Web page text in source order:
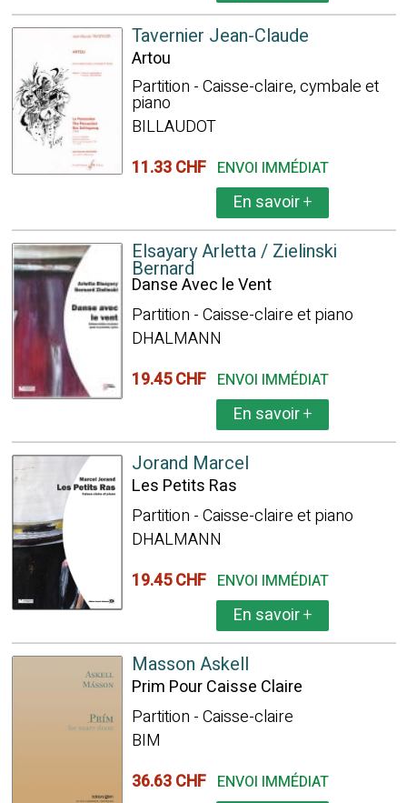
Tavernier Jean-Claude
Artou
Partition - Caisse-claire, cymbale et
piano
BILLAUDOT
11.33 CHF ENVOI IMMÉDIAT
En savoir+
Elsayary Arletta / Zielinski
Bernard
Danse Avec le Vent
Partition - Caisse-claire et piano
DHALMANN
19.45 CHF ENVOI IMMÉDIAT
En savoir+
Jorand Marcel
Les Petits Ras
Partition - Caisse-claire et piano
DHALMANN
19.45 CHF ENVOI IMMÉDIAT
En savoir+
Masson Askell
Prim Pour Caisse Claire
Partition - Caisse-claire
BIM
36.63 CHF ENVOI IMMÉDIAT